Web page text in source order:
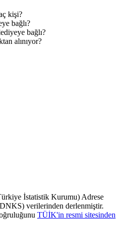
kişi?
bağlı?
bağlı?
alınıyor?
İstatistik Kurumu) Adrese
verilerinden derlenmiştir.
TÜİK'in resmi sitesinden